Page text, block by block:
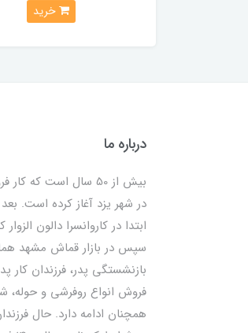
خرید
درباره ما
بیش از 50 سال است
در شهر یزد آغاز کرده است.
ابتدا در کاروانسرا دالون
سپس در بازار قماش مشهد
بازنشستگی پدر، فرزندان کار
همچنان ادامه دارد. حال